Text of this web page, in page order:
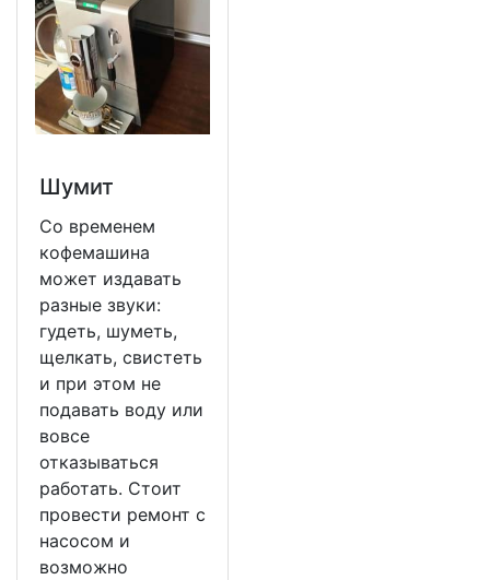
Шумит
Со временем
кофемашина
может издавать
разные звуки:
гудеть, шуметь,
щелкать, свистеть
и при этом не
подавать воду или
вовсе
отказываться
работать. Стоит
провести ремонт с
насосом и
возможно